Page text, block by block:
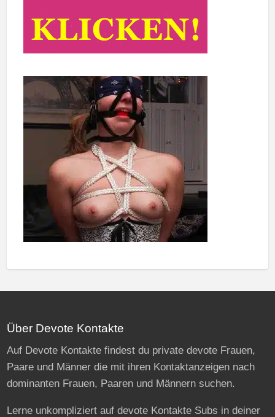
Über Devote Kontakte
Auf Devote Kontakte findest du private devote Frauen,
Paare und Männer die mit ihren Kontaktanzeigen nach
dominanten Frauen, Paaren und Männern suchen.
Lerne unkompliziert auf devote Kontakte Subs in deiner